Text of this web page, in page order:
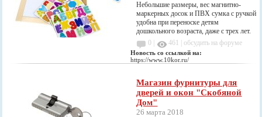
Небольшие размеры, вес магнитно-
маркерных досок и ПВХ сумка с ручкой
удобна при переноске детям
дошкольного возраста, даже с трех лет.
0 |
461 |обсудить на форуме
Новость со ссылкой на:
https://www.10kor.ru/
Магазин фурнитуры для
дверей и окон "Скобяной
Дом"
26 марта 2018